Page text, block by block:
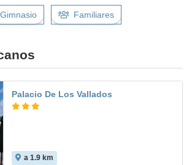
Gimnasio Familiares
Palacio De Los Vallados
a 1.9 km